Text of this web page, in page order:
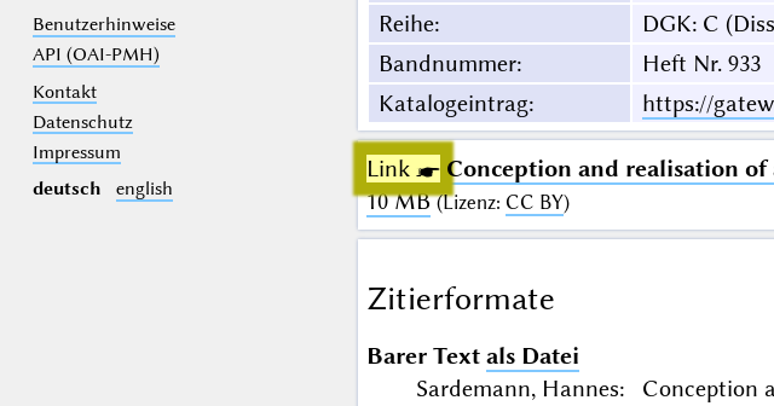
Benutzerhinweise
API (OAI-PMH)
Kontakt
Datenschutz
Impressum
deutsch
english
Reihe:
DGK: C
Bandnummer:
Heft Nr. 933
Katalogeintrag: https://
Link ☛ Conception and realisation
10 MB (Lizenz: CC BY)
Zitierformate
Barer Text als Datei
Sardemann, Hannes: Conception